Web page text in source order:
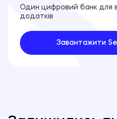
Один цифровий банк для
додатків
Завантажити